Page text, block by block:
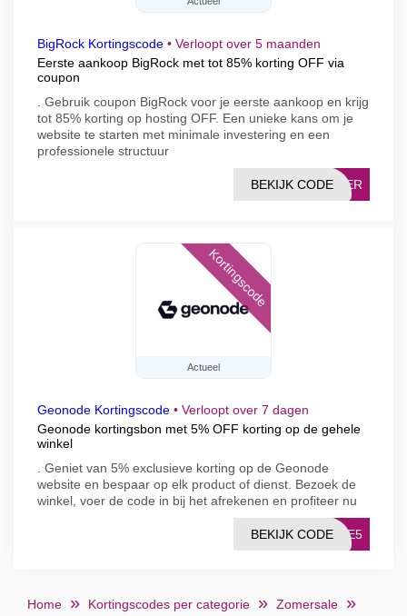
BigRock Kortingscode • Verloopt over 5 maanden
Eerste aankoop BigRock met tot 85% korting OFF via
coupon
. Gebruik coupon BigRock voor je eerste aankoop en krijg
tot 85% korting op hosting OFF. Een unieke kans om je
website te starten met minimale investering en een
professionele structuur
FFER
BEKIJK CODE
Actueel
Kortingscode
Geonode Kortingscode • Verloopt over 7 dagen
Geonode kortingsbon met 5% OFF korting op de gehele
winkel
. Geniet van 5% exclusieve korting op de Geonode
website en bespaar op elk product of dienst. Bezoek de
winkel, voer de code in bij het afrekenen en profiteer nu
ODE5
BEKIJK CODE
Home Kortingscodes per categorie
Zomersale